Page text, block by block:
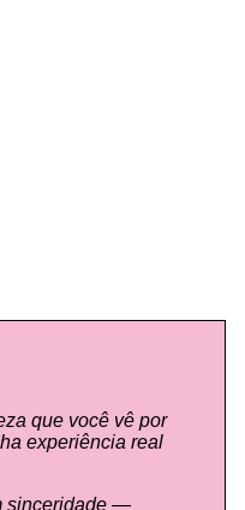
que você vê por
experiência real
sinceridade —